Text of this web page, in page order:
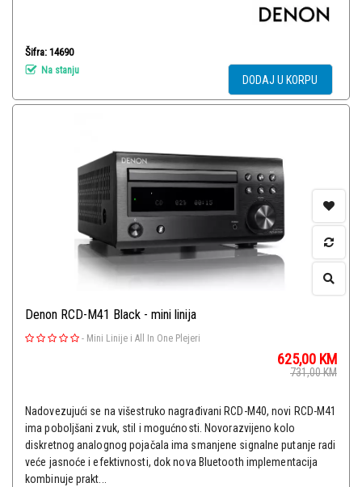
Šifra: 14690
Na stanju
DODAJ U KORPU
Denon RCD-M41 Black - mini linija
- Mini Linije i All In One Plejeri
625,00 KM
731,00KM
Nadovezujući se na višestruko nagrađivani RCD-M40, novi RCD-M41
ima poboljšani zvuk, stil i mogućnosti. Novorazvijeno kolo
diskretnog analognog pojačala ima smanjene signalne putanje radi
veće jasnoće i efektivnosti, dok nova Bluetooth implementacija
kombinuje prakt...